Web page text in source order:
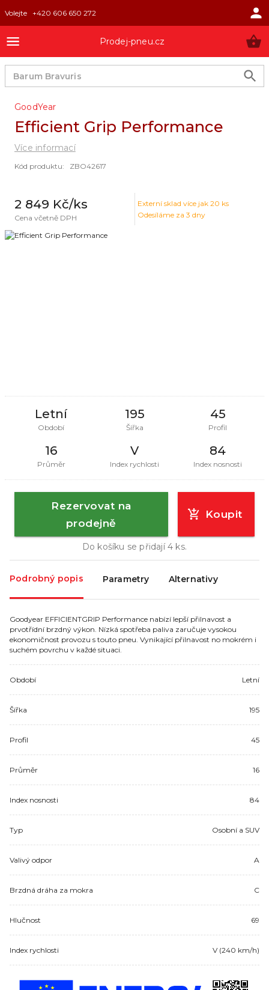
Volejte +420 606 650 272
Prodej-pneu.cz
GoodYear
Efficient Grip Performance
Kód produktu: ZBO42617
2 849 Kč/ks
Cena včetně DPH
Externí sklad více jak 20 ks
Odesíláme za 3 dny
Letní
Období
195
Šířka
45
Profil
16
Průměr
V
Index rychlosti
84
Index nosnosti
Více informací
Rezervovat na
prodejně
Koupit
Do košíku se přidají4 ks.
Podrobný popis Parametry Alternativy
Goodyear EFFICIENTGRIP Performance nabízí lepší přilnavost a
prvotřídní brzdný výkon. Nízká spotřeba paliva zaručuje vysokou
ekonomičnost provozu s touto pneu. Vynikající přilnavost no mokrém i
suchém povrchu v každé situaci.
Období Letní
Šířka 195
Profil 45
Průměr 16
Index nosnosti 84
Typ Osobní a SUV
Valivý odpor A
Brzdná dráha za mokra C
Hlučnost 69
Index rychlosti V (240 km/h)